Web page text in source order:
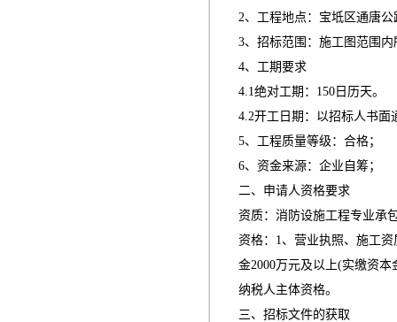
2、工程地点：宝坻区通唐
3、招标范围：施工图范围
4、工期要求
4.1绝对工期：150日历天。
4.2开工日期：以招标人书面
5、工程质量等级：合格；
6、资金来源：企业自筹；
二、申请人资格要求
资质：消防设施工程专业承
资格：1、营业执照、施工
金2000万元及以上(实缴资
纳税人主体资格。
三、招标文件的获取